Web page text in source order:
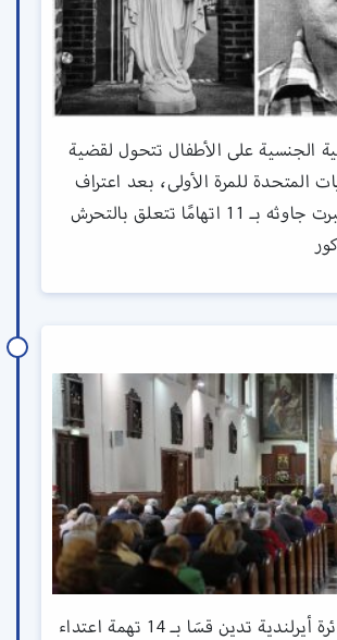
الجنسية على الأطفال تتحول لقضية
المتحدة للمرة الأولى، بعد اعتراف
كاهن لويزيانا جيلبرت جاوثه بـ 11 اتهامًا تتعلق بالتحرش
محكمة جنايات دائرة أيرلندية تدين قسَا بـ 14 تهمة اعتداء